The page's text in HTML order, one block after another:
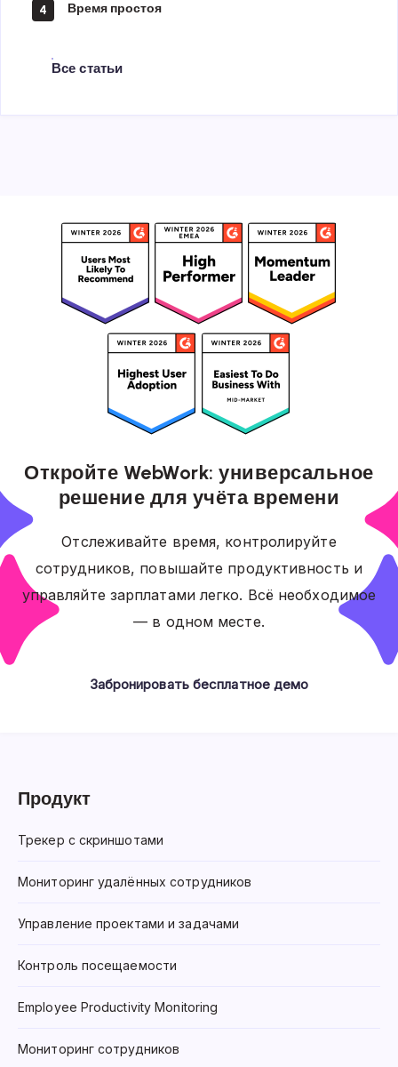
4 Время простоя
Все статьи
Откройте WebWork: универсальное
решение для учёта времени
Отслеживайте время, контролируйте
сотрудников, повышайте продуктивность и
управляйте зарплатами легко. Всё необходимое
— в одном месте.
Забронировать бесплатное демо
Продукт
Трекер с скриншотами
Мониторинг удалённых сотрудников
Управление проектами и задачами
Контроль посещаемости
Employee Productivity Monitoring
Мониторинг сотрудников